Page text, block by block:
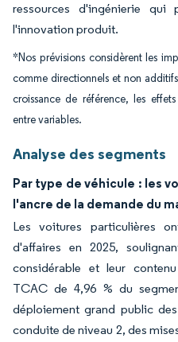
ressources d'ingénierie qui
l'innovation produit.
*Nos prévisions considèrent les
comme directionnels et non
croissance de référence, les
entre variables.
Analyse des segments
Par type de véhicule : les
l'ancre de la demande du
Les voitures particulières
d'affaires en 2025,
considérable et leur
TCAC de 4,96 % du
déploiement grand public
conduite de niveau 2, des